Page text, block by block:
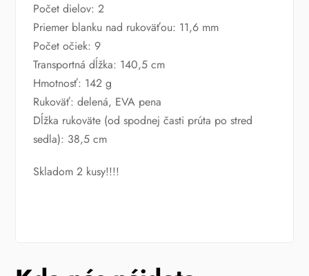
Počet dielov: 2
Priemer blanku nad rukoväťou: 11,6 mm
Počet očiek: 9
Transportná dĺžka: 140,5 cm
Hmotnosť: 142 g
Rukoväť: delená, EVA pena
Dĺžka rukoväte (od spodnej časti prúta po stred
sedla): 38,5 cm
Skladom 2 kusy!!!!